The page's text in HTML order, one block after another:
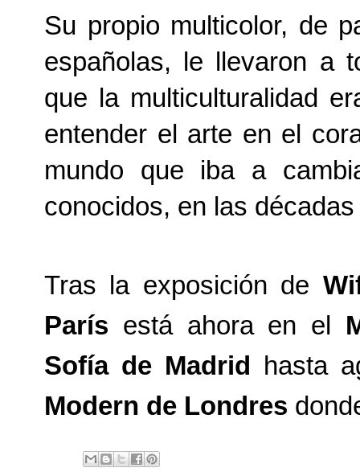
Su propio multicolor, de
españolas, le llevaron a
que la multiculturalidad
entender el arte en el
mundo que iba a
conocidos, en las
Tras la exposición de
París está ahora en el
Sofía de Madrid hasta
Modern de Londres